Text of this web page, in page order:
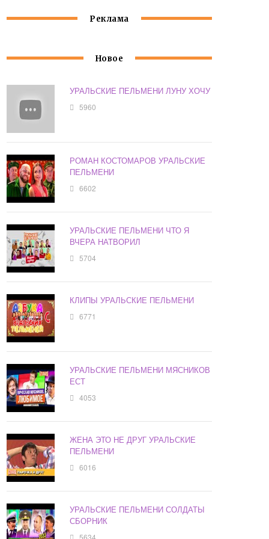
Реклама
Новое
УРАЛЬСКИЕ ПЕЛЬМЕНИ ЛУНУ ХОЧУ
5960
РОМАН КОСТОМАРОВ УРАЛЬСКИЕ
ПЕЛЬМЕНИ
6602
УРАЛЬСКИЕ ПЕЛЬМЕНИ ЧТО Я
ВЧЕРА НАТВОРИЛ
5704
КЛИПЫ УРАЛЬСКИЕ ПЕЛЬМЕНИ
6771
УРАЛЬСКИЕ ПЕЛЬМЕНИ МЯСНИКОВ
ЕСТ
4053
ЖЕНА ЭТО НЕ ДРУГ УРАЛЬСКИЕ
ПЕЛЬМЕНИ
6016
УРАЛЬСКИЕ ПЕЛЬМЕНИ СОЛДАТЫ
СБОРНИК